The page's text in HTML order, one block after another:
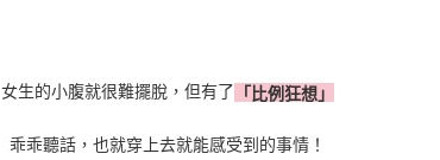
女生的小腹就很難擺脫，但有了 「比例狂想」
乖乖聽話，也就穿上去就能感受到的事情！